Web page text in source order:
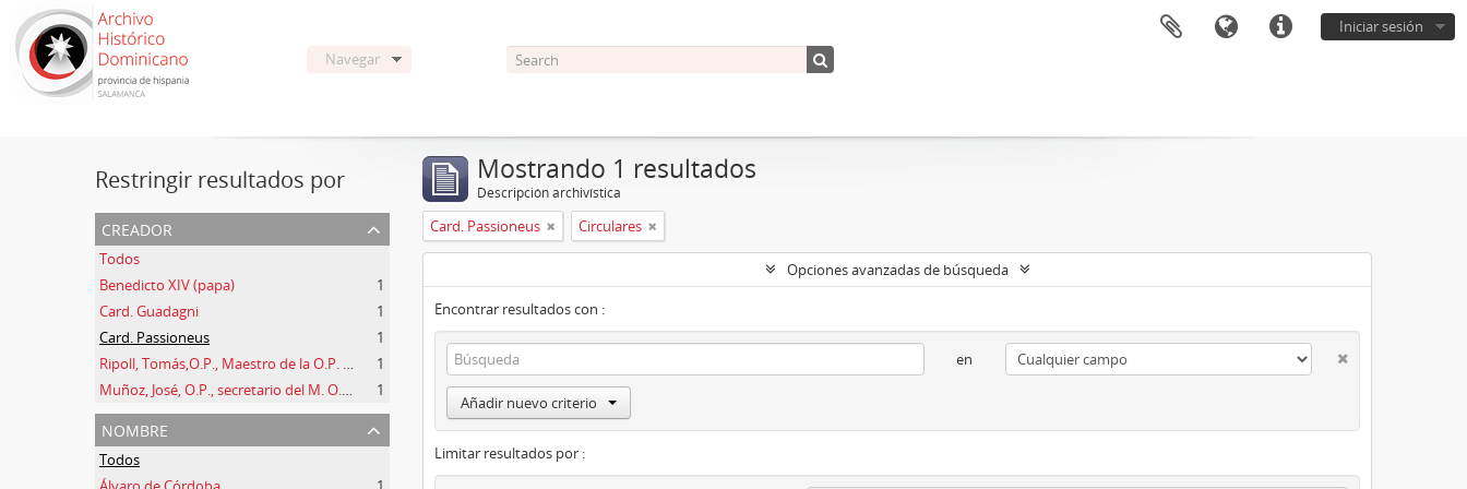
Iniciar sesión
Navegar
Restringir resultados por
creador
Todos
Benedicto XIV (papa)
1
Card. Guadagni
1
Card. Passioneus
1
Ripoll, Tomás,O.P., Maestro de la O.P. (1725 -1747)
1
Muñoz, José, O.P., secretario del M. O. P. Fr. Ripoll
1
nombre
Todos
Mostrando 1 resultados
Descripción archivística
Card. Passioneus Circulares
Opciones avanzadas de búsqueda
Encontrar resultados con :
en
Añadir nuevo criterio
Limitar resultados por :